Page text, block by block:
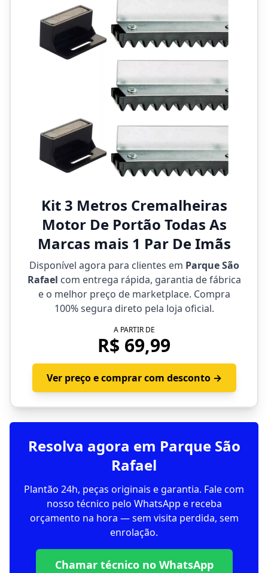
Kit 3 Metros Cremalheiras
Motor De Portão Todas As
Marcas mais 1 Par De Imãs
Disponível agora para clientes em Parque São
Rafael com entrega rápida, garantia de fábrica
e o melhor preço de marketplace. Compra
100% segura direto pela loja oficial.
A PARTIR DE
R$ 69,99
Ver preço e comprar com desconto →
Resolva agora em Parque São
Rafael
Plantão 24h, peças originais e garantia. Fale com
nosso técnico pelo WhatsApp e receba
orçamento na hora — sem visita perdida, sem
enrolação.
Chamar técnico no WhatsApp